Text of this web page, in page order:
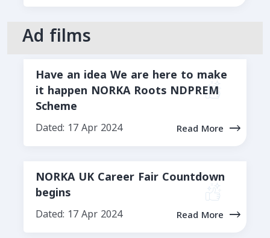
Ad films
Have an idea We are here to make
it happen NORKA Roots NDPREM
Scheme
Dated: 17 Apr 2024 Read More
NORKA UK Career Fair Countdown
begins
Dated: 17 Apr 2024 Read More